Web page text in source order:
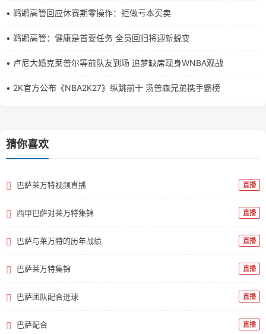
• 鹈鹕高管回应休赛期零操作：拒做亏本买卖
• 鹈鹕高管：健康是首要任务 全员回归将迎新蜕变
• 卢尼大婚克莱普尔等前队友到场 追梦缺席现身WNBA观战
• 2K官方公布《NBA2K27》纵跳前十 汤普森兄弟携手霸榜
猜你喜欢
巴萨莱万特视频直播 直播
西甲巴萨对莱万特集锦 直播
巴萨与莱万特的历年战绩 直播
巴萨莱万特集锦 直播
巴萨团队配合进球 直播
巴萨配合 直播